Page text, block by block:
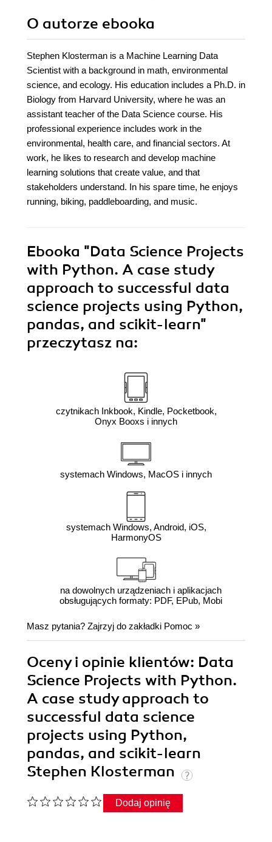
O autorze ebooka
Stephen Klosterman is a Machine Learning Data
Scientist with a background in math, environmental
science, and ecology. His education includes a Ph.D. in
Biology from Harvard University, where he was an
assistant teacher of the Data Science course. His
professional experience includes work in the
environmental, health care, and financial sectors. At
work, he likes to research and develop machine
learning solutions that create value, and that
stakeholders understand. In his spare time, he enjoys
running, biking, paddleboarding, and music.
Ebooka "Data Science Projects
with Python. A case study
approach to successful data
science projects using Python,
pandas, and scikit-learn"
przeczytasz na:
czytnikach Inkbook, Kindle, Pocketbook,
Onyx Booxs i innych
systemach Windows, MacOS i innych
systemach Windows, Android, iOS,
HarmonyOS
na dowolnych urządzeniach i aplikacjach
obsługujących formaty: PDF, EPub, Mobi
Masz pytania? Zajrzyj do zakładki Pomoc »
Oceny i opinie klientów: Data
Science Projects with Python.
A case study approach to
successful data science
projects using Python,
pandas, and scikit-learn
Stephen Klosterman
Dodaj opinię